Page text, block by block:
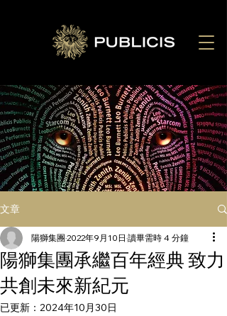
文章
陽獅集團承繼百年經典 致力
共創未來新紀元
陽獅集團 2022年9月10日 讀畢需時 4 分鐘
已更新： 2024年10月30日